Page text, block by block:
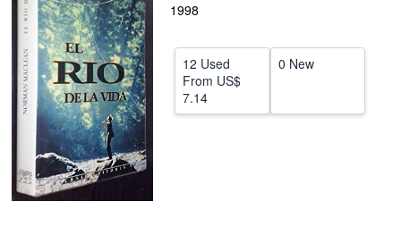
Help
CLOSE
1998
12 Used
From US$
7.14
0 New